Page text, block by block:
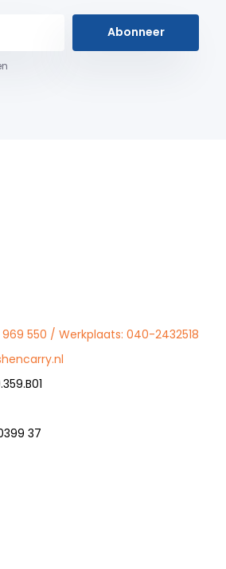
Abonneer
969 550 / Werkplaats: 040-2432518
37